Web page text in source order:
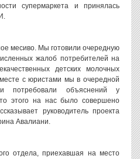
супермаркета и принялась
месиво. Мы готовили очередную
жалоб потребителей на
детских молочных
с юристами мы в очередной
объяснений у
этого на нас было совершено
руководитель проекта
Авалиани.
отдела, приехавшая на место